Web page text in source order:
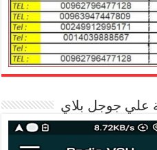
علي جوجل بلاي